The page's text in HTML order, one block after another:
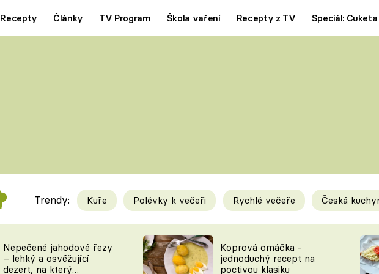
Recepty Články TV Program Škola vaření Recepty z TV Speciál: Cuketa
Videorecepty
TEĎ VAŘÍ ŠÉF!
Tipy a triky
KAM ZA JÍDLEM
Trendy: Kuře Polévky k večeři Rychlé večeře Česká
Nepečené jahodové řezy
– lehký a osvěžující
dezert, na který
Koprová omáčka -
jednoduchý recept na
poctivou klasiku